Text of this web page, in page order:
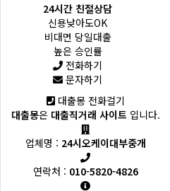
24시간 친절상담
신용낮아도OK
비대면 당일대출
높은 승인률
전화하기
문자하기
대출몽 전화걸기
대출몽은 대출직거래 사이트 입니다.
업체명 : 24시오케이대부중개
연락처 : 010-5820-4826